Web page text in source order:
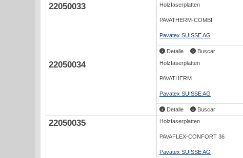
22050033 Holzfaserplatten
PAVATHERM-COMBI
Pavatex SUISSE AG
Detalle Buscar
22050034 Holzfaserplatten
PAVATHERM
Pavatex SUISSE AG
Detalle Buscar
22050035 Holzfaserplatten
PAVAFLEX-CONFORT 36
Pavatex SUISSE AG